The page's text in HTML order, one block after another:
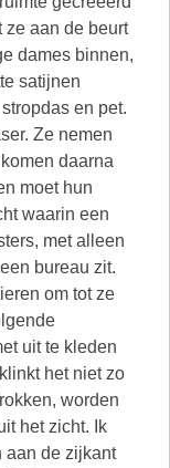
ze aan de beurt
dames binnen,
satijnen
en pet.
Ze nemen
daarna
moet hun
waarin een
met alleen
bureau zit.
om tot ze
uit te kleden
het niet zo
worden
het zicht. Ik
aan de zijkant